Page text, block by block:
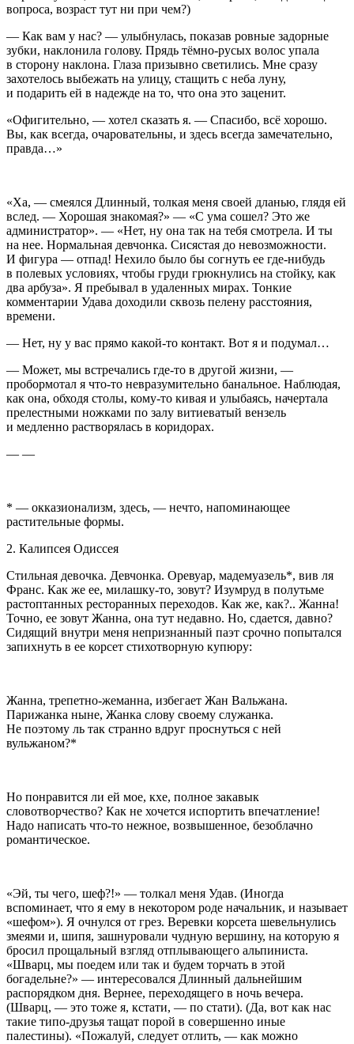
вопроса, возраст тут ни при чем?)
— Как вам у нас? — улыбнулась, показав ровные задорные
зубки, наклонила голову. Прядь тёмно-русых волос упала
в сторону наклона. Глаза призывно светились. Мне сразу
захотелось выбежать на улицу, стащить с неба луну,
и подарить ей в надежде на то, что она это заценит.
«Офигительно, — хотел сказать я. — Спасибо, всё хорошо.
Вы, как всегда, очаровательны, и здесь всегда замечательно,
правда…»
«Ха, — смеялся Длинный, толкая меня своей дланью, глядя ей
вслед. — Хорошая знакомая?» — «С ума сошел? Это же
администратор». — «Нет, ну она так на тебя смотрела. И ты
на нее. Нормальная девчонка. Сисястая до невозможности.
И фигура — отпад! Нехило было бы согнуть ее где-нибудь
в полевых условиях, чтобы груди грюкнулись на стойку, как
два арбуза». Я пребывал в удаленных мирах. Тонкие
комментарии Удава доходили сквозь пелену расстояния,
времени.
— Нет, ну у вас прямо какой-то контакт. Вот я и подумал…
— Может, мы встречались где-то в другой жизни, —
пробормотал я что-то невразумительно банальное. Наблюдая,
как она, обходя столы, кому-то кивая и улыбаясь, начертала
прелестными ножками по залу витиеватый вензель
и медленно растворялась в коридорах.
— —
* — окказионализм, здесь, — нечто, напоминающее
растительные формы.
2. Калипсея Одиссея
Стильная девочка. Девчонка. Оревуар, мадемуазель*, вив ля
Франс. Как же ее, милашку-то, зовут? Изумруд в полутьме
растоптанных ресторанных переходов. Как же, как?.. Жанна!
Точно, ее зовут Жанна, она тут недавно. Но, сдается, давно?
Сидящий внутри меня непризнанный паэт срочно попытался
запихнуть в ее корсет стихотворную купюру:
Жанна, трепетно-жеманна, избегает Жан Вальжана.
Парижанка ныне, Жанка слову своему служанка.
Не поэтому ль так странно вдруг проснуться с ней
вульжаном?*
Но понравится ли ей мое, кхе, полное закавык
словотворчество? Как не хочется испортить впечатление!
Надо написать что-то нежное, возвышенное, безоблачно
романтическое.
«Эй, ты чего, шеф?!» — толкал меня Удав. (Иногда
вспоминает, что я ему в некотором роде начальник, и называет
«шефом»). Я очнулся от грез. Веревки корсета шевельнулись
змеями и, шипя, зашнуровали чудную вершину, на которую я
бросил прощальный взгляд отплывающего альпиниста.
«Шварц, мы поедем или так и будем торчать в этой
богадельне?» — интересовался Длинный дальнейшим
распорядком дня. Вернее, переходящего в ночь вечера.
(Шварц, — это тоже я, кстати, — по стати). (Да, вот как нас
такие типо-друзья тащат порой в совершенно иные
палестины). «Пожалуй, следует отлить, — как можно